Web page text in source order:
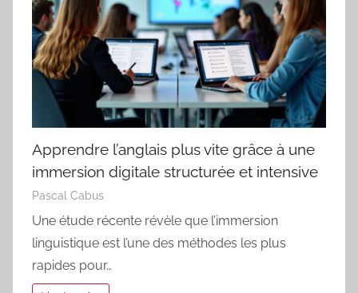
Apprendre l’anglais plus vite grâce à une
immersion digitale structurée et intensive
Pascal Cabus
Une étude récente révèle que l’immersion
linguistique est l’une des méthodes les plus
rapides pour…